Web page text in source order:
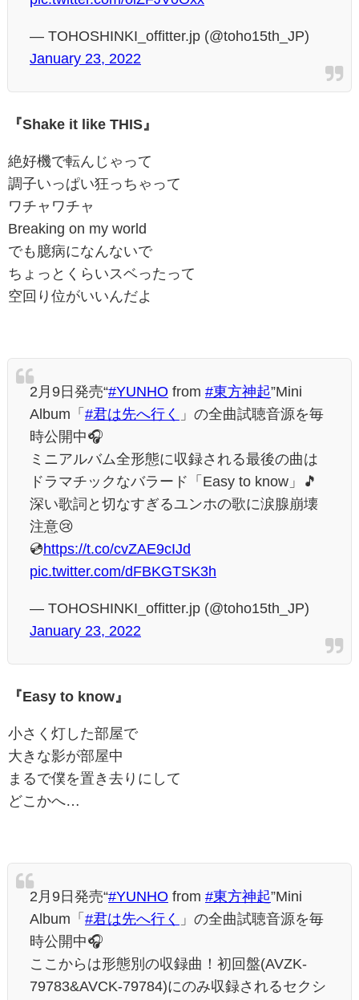
— TOHOSHINKI_offitter.jp (@toho15th_JP)
January 23, 2022
『Shake it like THIS』
絶好機で転んじゃって
調子いっぱい狂っちゃって
ワチャワチャ
Breaking on my world
でも臆病になんないで
ちょっとくらいスベったって
空回り位がいいんだよ
2月9日発売“#YUNHO from #東方神起”Mini
Album「 #君は先へ行く
」の全曲試聴音源を毎
時公開中🎧
ミニアルバム全形態に収録される最後の曲は
ドラマチックなバラード「Easy to know」🎵
深い歌詞と切なすぎるユンホの歌に涙腺崩壊
注意😢
💿https://t.co/cvZAE9cIJd
pic.twitter.com/dFBKGTSK3h
— TOHOSHINKI_offitter.jp (@toho15th_JP)
January 23, 2022
『Easy to know』
小さく灯した部屋で
大きな影が部屋中
まるで僕を置き去りにして
どこかへ…
2月9日発売“#YUNHO from #東方神起”Mini
Album「 #君は先へ行く
」の全曲試聴音源を毎
時公開中🎧
ここからは形態別の収録曲！初回盤(AVZK-
79783&AVCK-79784)にのみ収録されるセクシ